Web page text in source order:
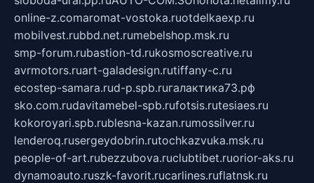
online-z.comaromat-vostoka.ruotdelkaexp.ru
mobilvest.rubbd.net.rumebelshop.msk.ru
smp-forum.rubastion-td.rukosmoscreative.ru
avrmotors.ruart-galadesign.rutiffany-c.ru
ecostep-samara.rud-p.spb.ruгалактика73.рф
sko.com.rudavitamebel-spb.rufotsis.rutesiaes.ru
kokoroyari.spb.rublesna-kazan.rumossilver.ru
lenderoq.rusergeydobrin.rutochkazvuka.msk.ru
people-of-art.rubezzubova.ruclubtibet.ruorior-aks.ru
dynamoauto.ruszk-favorit.rucarlines.ruflatnsk.ru